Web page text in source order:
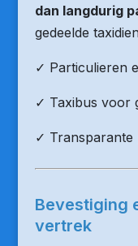
dan langdurig
gedeelde
✓ Particulieren
✓ Taxibus voor
✓ Transparante
Bevestiging
vertrek